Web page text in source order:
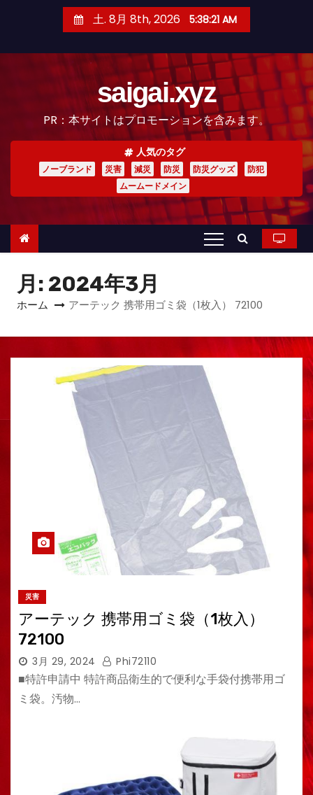
土. 8月 8th, 2026 5:38:22 AM
saigai.xyz
PR：本サイトはプロモーションを含みます。
人気のタグ
ノーブランド 災害 減災 防災 防災グッズ
防犯
ムームードメイン
月: 2024年3月
ホーム アーテック 携帯用ゴミ袋（1枚入） 72100
災害
アーテック 携帯用ゴミ袋（1枚入）
72100
3月 29, 2024 Phi72110
■特許申請中 特許商品衛生的で便利な手袋付携帯用ゴ
ミ袋。汚物…